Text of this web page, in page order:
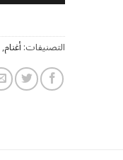
التصنيفات:أغنام,